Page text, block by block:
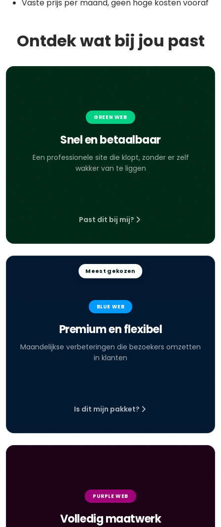
Vaste prijs per maand, geen hoge kosten vooraf
Ontdek wat bij jou past
GREEN WEB
Snel en betaalbaar
Een professionele site die klopt, zonder er zelf
wakker van te liggen
Past dit bij mij?
Meest gekozen
BLUE WEB
Premium en flexibel
Maandelijkse verbeteringen die bezoekers omzetten
in klanten
Is dit mijn pakket?
PURPLE WEB
Volledig maatwerk